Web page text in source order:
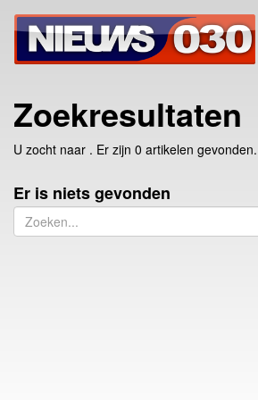
Zoekresultaten
U zocht naar . Er zijn 0 artikelen gevonden.
Er is niets gevonden